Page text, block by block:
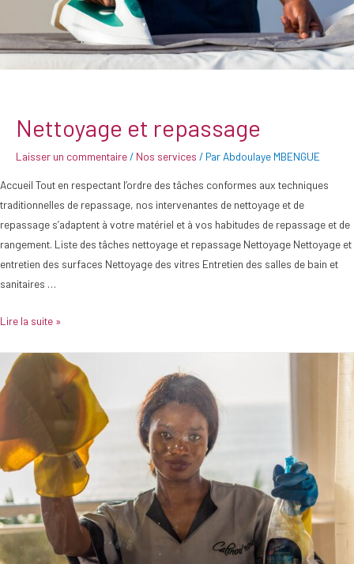
Nettoyage et repassage
Laisser un commentaire/ Nos services / ParAbdoulaye MBENGUE
Accueil Tout en respectant l’ordre des tâches conformes aux techniques
traditionnelles de repassage, nos intervenantes de nettoyage et de
repassage s’adaptent à votre matériel et à vos habitudes de repassage et de
rangement. Liste des tâches nettoyage et repassage Nettoyage Nettoyage et
entretien des surfaces Nettoyage des vitres Entretien des salles de bain et
sanitaires …
Lire la suite »